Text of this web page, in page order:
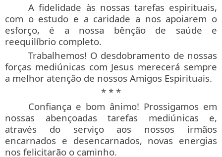
A fidelidade às nossas tarefas espirituais,
com o estudo e a caridade a nos apoiarem o
esforço, é a nossa bênção de saúde e
reequilíbrio completo.
Trabalhemos! O desdobramento de nossas
forças mediúnicas com Jesus merecerá sempre
a melhor atenção de nossos Amigos Espirituais.
* * *
Confiança e bom ânimo! Prossigamos em
nossas abençoadas tarefas mediúnicas e,
através do serviço aos nossos irmãos
encarnados e desencarnados, novas energias
nos felicitarão o caminho.